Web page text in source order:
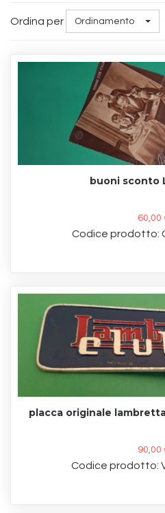
Ordina per Ordinamento
buoni sconto
60,00
Codice prodotto:
placca originale
90,00
Codice prodotto: